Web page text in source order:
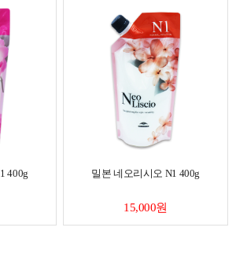
400g 밀본 네오리시오 N1 400g
15,000원